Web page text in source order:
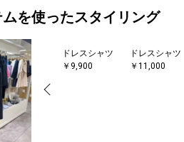
を使ったスタイリング
ドレスシャツ
￥9,900
ドレスシャツ
￥11,000